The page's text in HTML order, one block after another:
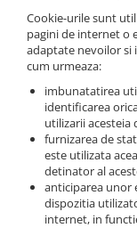
Cookie-urile sunt
pagini de internet o
adaptate nevoilor si
cum urmeaza:
imbunatatirea
identificarea
utilizarii acesteia
furnizarea de
este utilizata
detinator al
anticiparea unor
dispozitia
internet, in